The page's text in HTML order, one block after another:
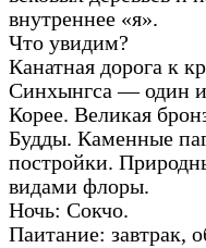
внутреннее «я».
Что увидим?
Канатная дорога к
Синхынгса — один
Корее. Великая
Будды. Каменные
постройки.
видами флоры.
Ночь: Сокчо.
Паитание: завтрак,